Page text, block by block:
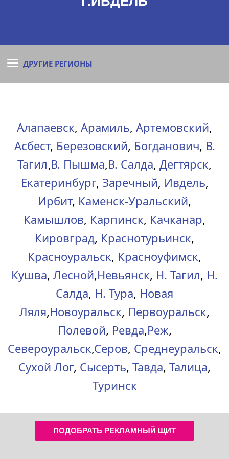
ДРУГИЕ РЕГИОНЫ
Алапаевск, Арамиль, Артемовский,
Асбест, Березовский, Богданович, В.
Тагил,В. Пышма,В. Салда, Дегтярск,
Екатеринбург, Заречный, Ивдель,
Ирбит, Каменск-Уральский,
Камышлов, Карпинск, Качканар,
Кировград, Краснотурьинск,
Красноуральск, Красноуфимск,
Кушва, Лесной,Невьянск, Н. Тагил, Н.
Салда, Н. Тура, Новая
Ляля,Новоуральск, Первоуральск,
Полевой, Ревда,Реж,
Североуральск,Серов, Среднеуральск,
Сухой Лог, Сысерть, Тавда, Талица,
Туринск
ПОДОБРАТЬ РЕКЛАМНЫЙ ЩИТ